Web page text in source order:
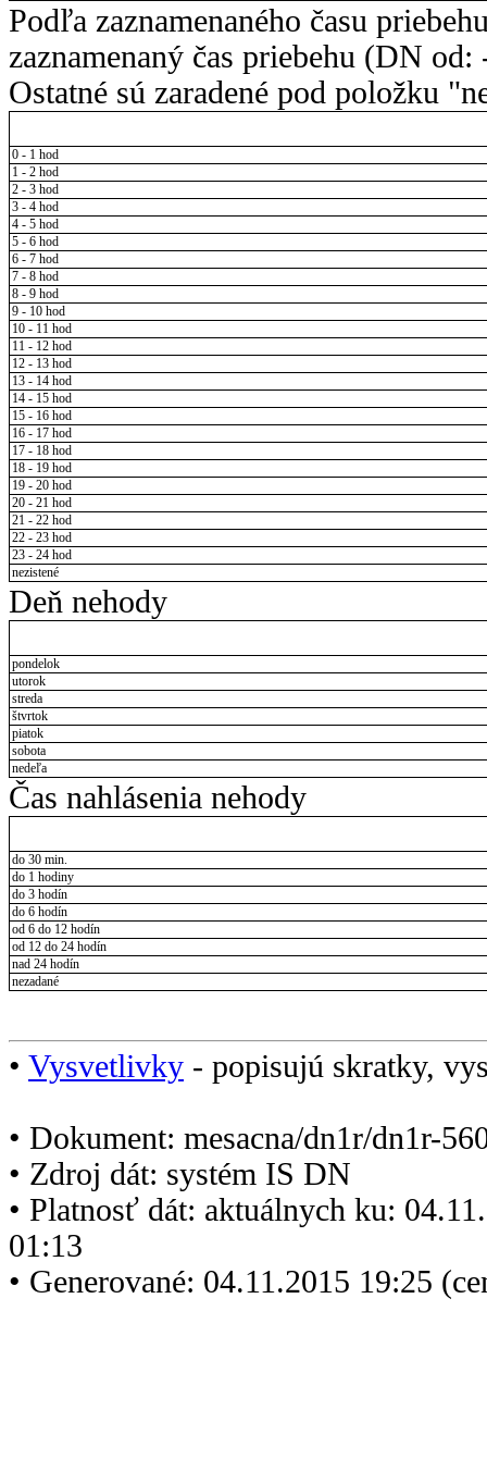
Podľa zaznamenaného času
zaznamenaný čas priebehu (DN
Ostatné sú zaradené pod položku
0 - 1 hod
1 - 2 hod
2 - 3 hod
3 - 4 hod
4 - 5 hod
5 - 6 hod
6 - 7 hod
7 - 8 hod
8 - 9 hod
9 - 10 hod
10 - 11 hod
11 - 12 hod
12 - 13 hod
13 - 14 hod
14 - 15 hod
15 - 16 hod
16 - 17 hod
17 - 18 hod
18 - 19 hod
19 - 20 hod
20 - 21 hod
21 - 22 hod
22 - 23 hod
23 - 24 hod
nezistené
Deň nehody
pondelok
utorok
streda
štvrtok
piatok
sobota
nedeľa
Čas nahlásenia nehody
do 30 min.
do 1 hodiny
do 3 hodín
do 6 hodín
od 6 do 12 hodín
od 12 do 24 hodín
nad 24 hodín
nezadané
• Vysvetlivky - popisujú skratky,
• Dokument: mesacna/dn1r/dn1r-
• Zdroj dát: systém IS DN
• Platnosť dát: aktuálnych ku:
01:13
• Generované: 04.11.2015 19:25